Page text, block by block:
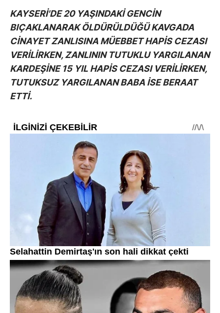
KAYSERİ'DE 20 YAŞINDAKİ GENCİN
BIÇAKLANARAK ÖLDÜRÜLDÜĞÜ KAVGADA
CİNAYET ZANLISINA MÜEBBET HAPİS CEZASI
VERİLİRKEN, ZANLININ TUTUKLU YARGILANAN
KARDEŞİNE 15 YIL HAPİS CEZASI VERİLİRKEN,
TUTUKSUZ YARGILANAN BABA İSE BERAAT
ETTİ.